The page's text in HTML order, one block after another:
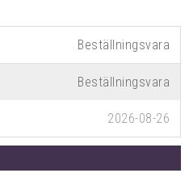
Beställningsvara
2026-08-26